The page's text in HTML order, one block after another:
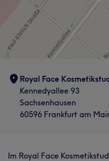
Royal Face
Kennedyallee 93
Sachsenhausen
60596 Frankfurt am
Im Royal Face